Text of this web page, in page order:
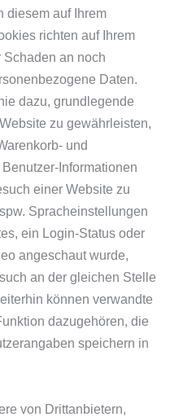
diesem auf Ihrem
richten auf Ihrem
an noch
Daten.
dazu, grundlegende
zu gewährleisten,
und
Informationen
einer Website zu
Spracheinstellungen
ein Login-Status oder
angeschaut wurde,
an der gleichen Stelle
können verwandte
dazugehören, die
speichern in
von Drittanbietern,